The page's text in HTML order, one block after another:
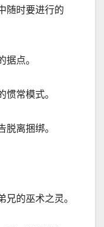
随时要进行的
据点。
惯常模式。
脱离捆绑。
兄的巫术之灵。